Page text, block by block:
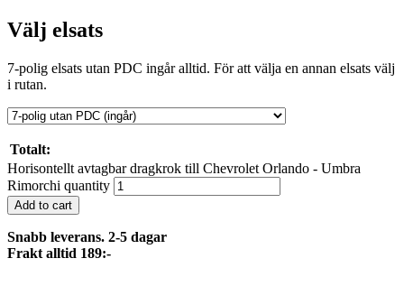
Välj elsats
7-polig elsats utan PDC ingår alltid. För att välja en annan elsats välj
i rutan.
Totalt:
Horisontellt avtagbar dragkrok till Chevrolet Orlando - Umbra
Rimorchi quantity
Add to cart
Snabb leverans. 2-5 dagar
Frakt alltid 189:-